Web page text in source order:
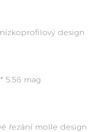
nízkoprofilový design
5,56 mag
řezání molle design